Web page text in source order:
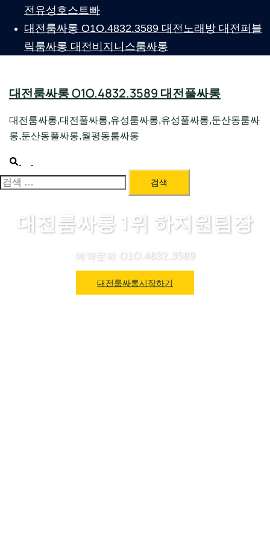
전유성호스트빠
대전룸싸롱 O1O.4832.3589 대전노래방 대전퍼블
릭룸싸롱 대전비지니스룸싸롱
대전룸싸롱 O1O.4832.3589 대전풀싸롱
대전룸싸롱,대전풀싸롱,유성룸싸롱,유성풀싸롱,둔산동룸싸
롱,둔산동풀싸롱,월평동룸싸롱
Search
menu
검
대전룸싸롱 1위 하지원팀장
예약문의 O1O.4832.3589
대전룸싸롱시작하기